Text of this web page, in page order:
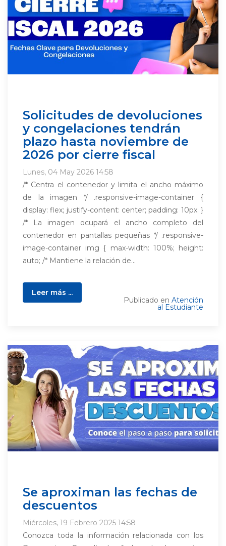
Solicitudes de devoluciones
y congelaciones tendrán
plazo hasta noviembre de
2026 por cierre fiscal
Lunes, 04 May 2026 14:58
/* Centra el contenedor y limita el ancho máximo
de la imagen */ .responsive-image-container {
display: flex; justify-content: center; padding: 10px; }
/* La imagen ocupará el ancho completo del
contenedor en pantallas pequeñas */ .responsive-
image-container img { max-width: 100%; height:
auto; /* Mantiene la relación de...
Leer más ...
Publicado en Atención
al Estudiante
Se aproximan las fechas de
descuentos
Miércoles, 19 Febrero 2025 14:58
Conozca toda la información relacionada con los